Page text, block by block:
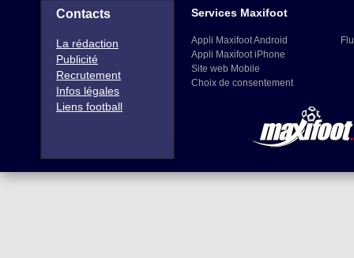
Contacts
La rédaction
Publicité
Recrutement
Infos légales
Liens football
Services Maxifoot
Appli Maxifoot Android
Appli Maxifoot iPhone
Site web Mobile
Choix de consentement